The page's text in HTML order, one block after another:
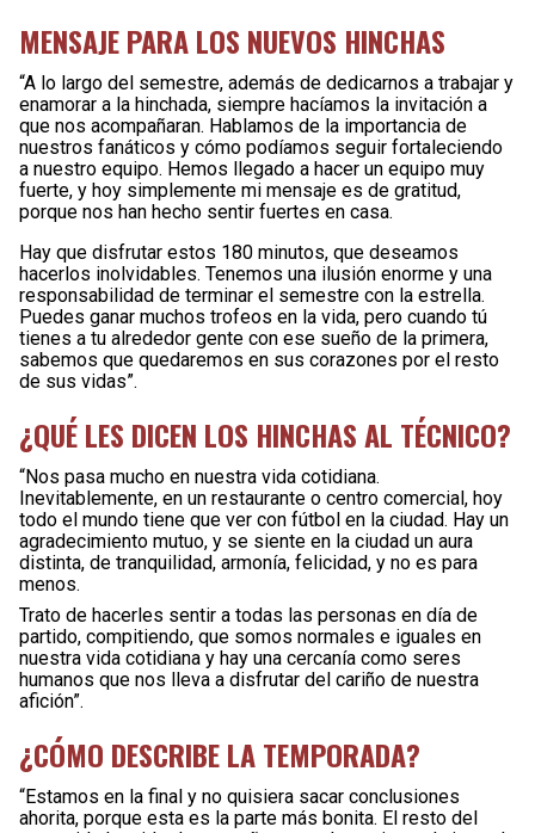
MENSAJE PARA LOS NUEVOS HINCHAS
“A lo largo del semestre, además de dedicarnos a trabajar y
enamorar a la hinchada, siempre hacíamos la invitación a
que nos acompañaran. Hablamos de la importancia de
nuestros fanáticos y cómo podíamos seguir fortaleciendo
a nuestro equipo. Hemos llegado a hacer un equipo muy
fuerte, y hoy simplemente mi mensaje es de gratitud,
porque nos han hecho sentir fuertes en casa.
Hay que disfrutar estos 180 minutos, que deseamos
hacerlos inolvidables. Tenemos una ilusión enorme y una
responsabilidad de terminar el semestre con la estrella.
Puedes ganar muchos trofeos en la vida, pero cuando tú
tienes a tu alrededor gente con ese sueño de la primera,
sabemos que quedaremos en sus corazones por el resto
de sus vidas”.
¿QUÉ LES DICEN LOS HINCHAS AL TÉCNICO?
“Nos pasa mucho en nuestra vida cotidiana.
Inevitablemente, en un restaurante o centro comercial, hoy
todo el mundo tiene que ver con fútbol en la ciudad. Hay un
agradecimiento mutuo, y se siente en la ciudad un aura
distinta, de tranquilidad, armonía, felicidad, y no es para
menos.
Trato de hacerles sentir a todas las personas en día de
partido, compitiendo, que somos normales e iguales en
nuestra vida cotidiana y hay una cercanía como seres
humanos que nos lleva a disfrutar del cariño de nuestra
afición”.
¿CÓMO DESCRIBE LA TEMPORADA?
“Estamos en la final y no quisiera sacar conclusiones
ahorita, porque esta es la parte más bonita. El resto del